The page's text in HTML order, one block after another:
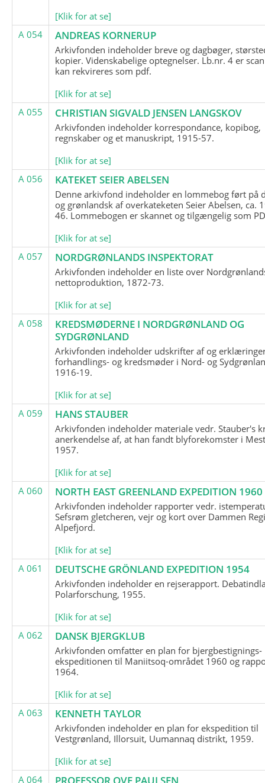
[Klik for at se]
A 054
ANDREAS KORNERUP
Arkivfonden indeholder breve og dagbøger,
kopier. Videnskabelige optegnelser. Lb.nr. 4 er
kan rekvireres som pdf.
[Klik for at se]
A 055
CHRISTIAN SIGVALD JENSEN LANGSKOV
Arkivfonden indeholder korrespondance, kopibog,
regnskaber og et manuskript, 1915-57.
[Klik for at se]
A 056
KATEKET SEIER ABELSEN
Denne arkivfond indeholder en lommebog ført på
og grønlandsk af overkateketen Seier Abelsen, ca.
46. Lommebogen er skannet og tilgængelig som
[Klik for at se]
A 057
NORDGRØNLANDS INSPEKTORAT
Arkivfonden indeholder en liste over
nettoproduktion, 1872-73.
[Klik for at se]
A 058
KREDSMØDERNE I NORDGRØNLAND OG
SYDGRØNLAND
Arkivfonden indeholder udskrifter af og
forhandlings- og kredsmøder i Nord- og
1916-19.
[Klik for at se]
A 059
HANS STAUBER
Arkivfonden indeholder materiale vedr. Stauber's
anerkendelse af, at han fandt blyforekomster i
1957.
[Klik for at se]
A 060
NORTH EAST GREENLAND EXPEDITION 1960
Arkivfonden indeholder rapporter vedr.
Sefsrøm gletcheren, vejr og kort over Dammen
Alpefjord.
[Klik for at se]
A 061
DEUTSCHE GRÖNLAND EXPEDITION 1954
Arkivfonden indeholder en rejserapport.
Polarforschung, 1955.
[Klik for at se]
A 062
DANSK BJERGKLUB
Arkivfonden omfatter en plan for bjergbestignings-
ekspeditionen til Maniitsoq-området 1960 og
1964.
[Klik for at se]
A 063
KENNETH TAYLOR
Arkivfonden indeholder en plan for ekspedition til
Vestgrønland, Illorsuit, Uumannaq distrikt, 1959.
[Klik for at se]
A 064
PROFESSOR OVE PAULSEN